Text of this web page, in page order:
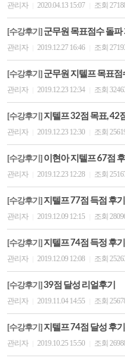
관리자 2020.04.13 15:07 조회
[수강후기] 군무원 목표점수 돌파
관리자 2019.12.27 16:46 조회
[수강후기] 군무원 지텔프 목표점
관리자 2019.12.23 12:34 조회
[수강후기] 지텔프 32점 목표, 42
관리자 2019.12.23 12:30 조회
[수강후기] 이현아 지텔프 67점 후
관리자 2019.12.23 12:28 조회
[수강후기] 지텔프 77점 득점 후
관리자 2019.12.09 12:15 조회
[수강후기] 지텔프 74점 득정 후
관리자 2019.12.09 12:08 조회
[수강후기] 39점 달성 리얼후기
관리자 2019.11.04 14:55 조회
[수강후기] 지텔프 74점 달성 후
관리자 2019.10.25 15:50 조회